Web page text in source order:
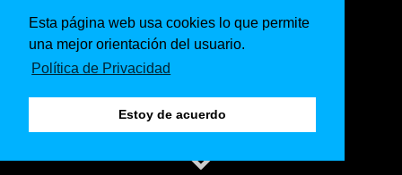
Esta página web usa cookies lo que permite
una mejor orientación del usuario.
Política de Privacidad
Estoy de acuerdo